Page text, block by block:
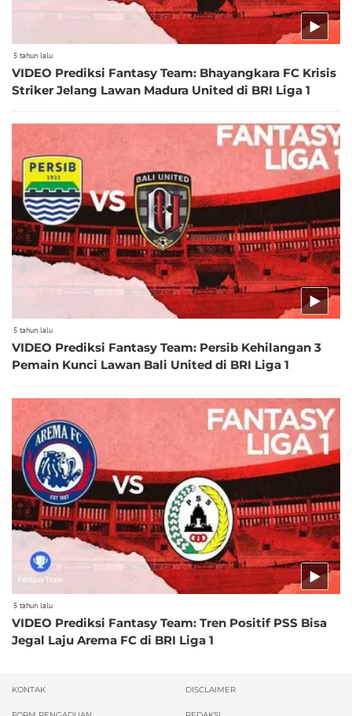
5 tahun lalu
VIDEO Prediksi Fantasy Team: Bhayangkara FC Krisis
Striker Jelang Lawan Madura United di BRI Liga 1
5 tahun lalu
VIDEO Prediksi Fantasy Team: Persib Kehilangan 3
Pemain Kunci Lawan Bali United di BRI Liga 1
5 tahun lalu
VIDEO Prediksi Fantasy Team: Tren Positif PSS Bisa
Jegal Laju Arema FC di BRI Liga 1
KONTAK DISCLAIMER